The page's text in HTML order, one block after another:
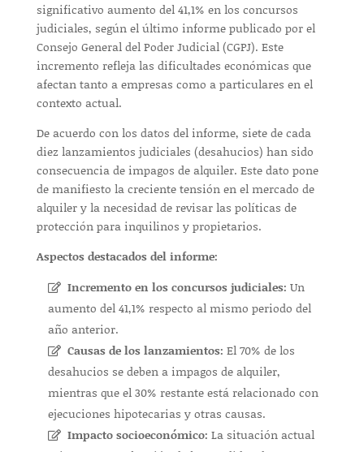
significativo aumento del 41,1% en los concursos
judiciales, según el último informe publicado por el
Consejo General del Poder Judicial (CGPJ). Este
incremento refleja las dificultades económicas que
afectan tanto a empresas como a particulares en el
contexto actual.
De acuerdo con los datos del informe, siete de cada
diez lanzamientos judiciales (desahucios) han sido
consecuencia de impagos de alquiler. Este dato pone
de manifiesto la creciente tensión en el mercado de
alquiler y la necesidad de revisar las políticas de
protección para inquilinos y propietarios.
Aspectos destacados del informe:
Incremento en los concursos judiciales: Un
aumento del 41,1% respecto al mismo periodo del
año anterior.
Causas de los lanzamientos: El 70% de los
desahucios se deben a impagos de alquiler,
mientras que el 30% restante está relacionado con
ejecuciones hipotecarias y otras causas.
Impacto socioeconómico: La situación actual